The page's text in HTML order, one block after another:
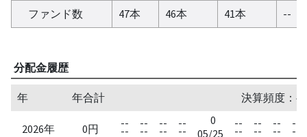
ファンド数
47本 46本 41本 --
分配金履歴
年 年合計 決算頻度：
2026年 0円 --
--
--
--
--
--
--
--
0
05/25
--
--
--
--
--
--
--
--